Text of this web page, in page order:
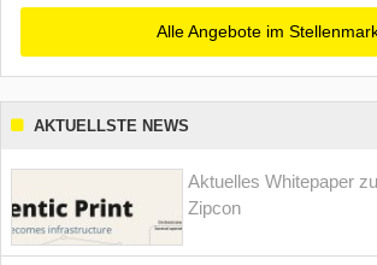
Alle Angebote im
AKTUELLSTE NEWS
Aktuelles Whitepaper
Zipcon